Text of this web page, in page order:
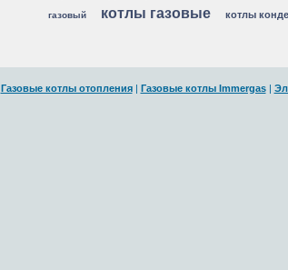
газовый котлы газовые котлы
Газовые котлы отопления| Газовые котлы Immergas|